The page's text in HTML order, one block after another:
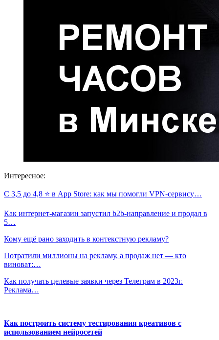
Интересное:
С 3,5 до 4,8 ⭐️ в App Store: как мы помогли VPN-сервису…
Как интернет-магазин запустил b2b-направление и продал в
5…
Кому ещё рано заходить в контекстную рекламу?
Потратили миллионы на рекламу, а продаж нет — кто
виноват:…
Как получать целевые заявки через Телеграм в 2023г.
Реклама…
Как построить систему тестирования креативов с
использованием нейросетей